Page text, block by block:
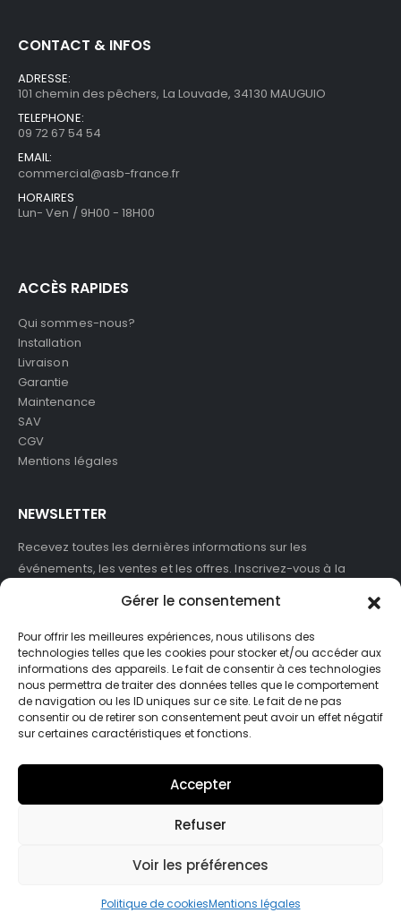
Gérer le consentement
Pour offrir les meilleures expériences, nous utilisons des
technologies telles que les cookies pour stocker et/ou accéder aux
informations des appareils. Le fait de consentir à ces technologies
nous permettra de traiter des données telles que le comportement
de navigation ou les ID uniques sur ce site. Le fait de ne pas
consentir ou de retirer son consentement peut avoir un effet négatif
sur certaines caractéristiques et fonctions.
Accepter
Refuser
Voir les préférences
Politique de cookiesMentions légales
CONTACT & INFOS
ADRESSE:
101 chemin des pêchers, La Louvade, 34130 MAUGUIO
TELEPHONE:
09 72 67 54 54
EMAIL:
commercial@asb-france.fr
HORAIRES
Lun- Ven / 9H00 - 18H00
ACCÈS RAPIDES
Qui sommes-nous?
Installation
Livraison
Garantie
Maintenance
SAV
CGV
Mentions légales
NEWSLETTER
Recevez toutes les dernières informations sur les
événements, les ventes et les offres. Inscrivez-vous à la
J'accepte de recevoir des newsletters et des informations
marketing de ASB France.